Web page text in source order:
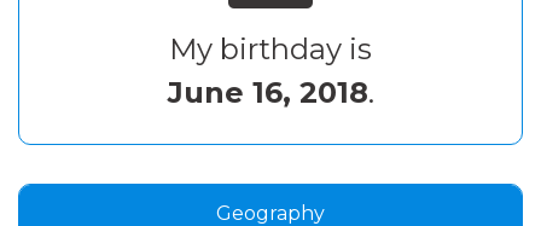
My birthday is
June 16, 2018.
Geography